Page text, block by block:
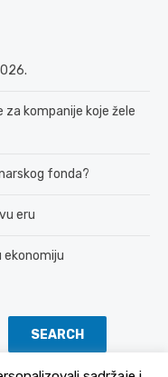
za kompanije koje žele
fonda?
eru
ekonomiju
SEARCH